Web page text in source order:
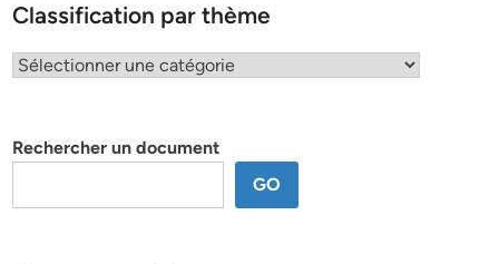
Classification par thème
Classification
Rechercher un document
GO